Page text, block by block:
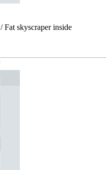
/ Fat skyscraper inside